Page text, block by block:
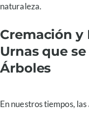
naturaleza.
Cremación
Urnas que
Árboles
En nuestros tiempos, las